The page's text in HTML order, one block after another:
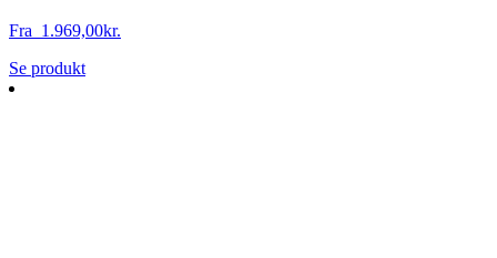
Fra 1.969,00kr.
Se produktDette